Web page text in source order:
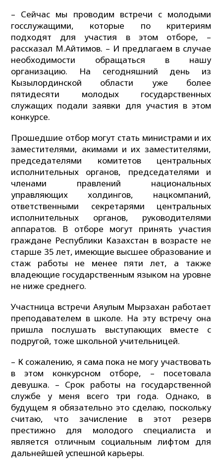
– Сейчас мы проводим встречи с молодыми
госслужащими, которые по критериям
подходят для участия в этом отборе, –
рассказал М.Айтимов. – И предлагаем в случае
необходимости обращаться в нашу
организацию. На сегодняшний день из
Кызылординской области уже более
пятидесяти молодых государственных
служащих подали заявки для участия в этом
конкурсе.
Прошедшие отбор могут стать министрами и их
заместителями, акимами и их заместителями,
председателями комитетов центральных
исполнительных органов, председателями и
членами правлений национальных
управляющих холдингов, нацкомпаний,
ответственными секретарями центральных
исполнительных органов, руководителями
аппаратов. В отборе могут принять участия
граждане Республики Казахстан в возрасте не
старше 35 лет, имеющие высшее образование и
стаж работы не менее пяти лет, а также
владеющие государственным языком на уровне
не ниже среднего.
Участница встречи Аяулым Мырзахан работает
преподавателем в школе. На эту встречу она
пришла послушать выступающих вместе с
подругой, тоже школьной учительницей.
– К сожалению, я сама пока не могу участвовать
в этом конкурсном отборе, – посетовала
девушка. – Срок работы на государственной
службе у меня всего три года. Однако, в
будущем я обязательно это сделаю, поскольку
считаю, что зачисление в этот резерв
престижно для молодого специалиста и
является отличным социальным лифтом для
дальнейшей успешной карьеры.